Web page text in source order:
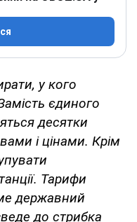
у кого
єдиного
десятки
і цінами. Крім
Тарифи
державний
до стрибка